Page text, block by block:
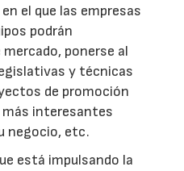
el que las empresas
podrán
ponerse al
y técnicas
de promoción
interesantes
negocio, etc.
está impulsando la